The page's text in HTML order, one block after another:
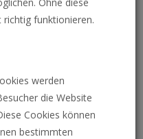
richtig funktionieren.
werden
die Website
Cookies können
bestimmten